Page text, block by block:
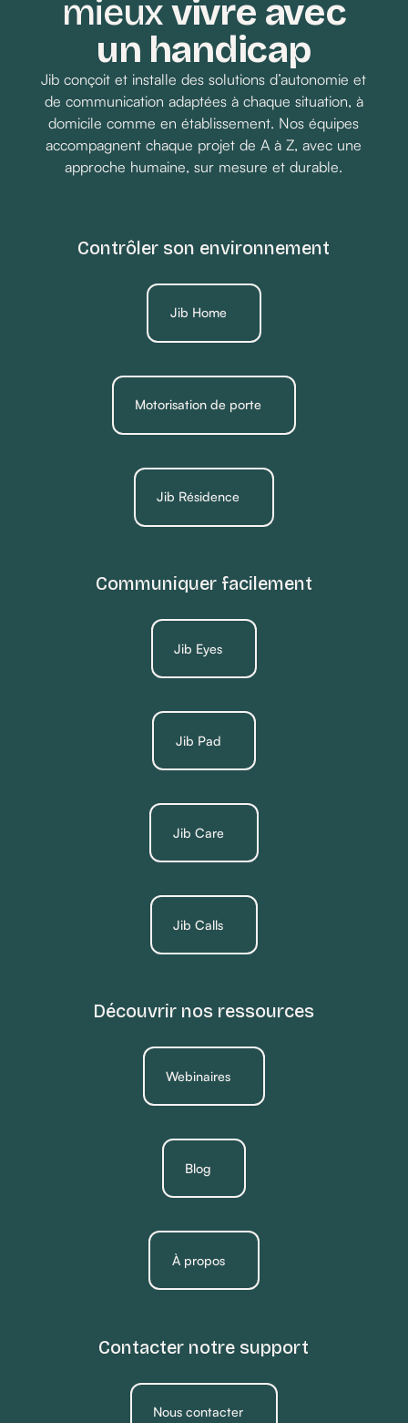
mieuxvivre avec
un handicap
Jib conçoit et installe des solutions d’autonomie et
de communication adaptées à chaque situation, à
domicile comme en établissement. Nos équipes
accompagnent chaque projet de A à Z, avec une
approche humaine, sur mesure et durable.
Contrôler son environnement
Jib Home
Motorisation de porte
Jib Résidence
Communiquer facilement
Jib Eyes
Jib Pad
Jib Care
Jib Calls
Découvrir nos ressources
Webinaires
Blog
À propos
Contacter notre support
Nous contacter